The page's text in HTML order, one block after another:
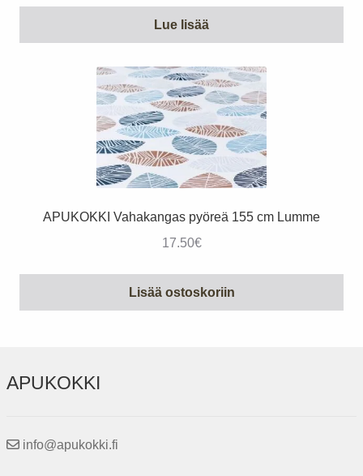
Lue lisää
APUKOKKI Vahakangas pyöreä 155 cm Lumme
17.50€
Lisää ostoskoriin
APUKOKKI
info@apukokki.fi